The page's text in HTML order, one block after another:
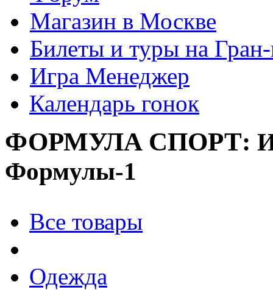
Магазин в Москве
Билеты и туры на
Игра Менеджер
Календарь гонок
ФОРМУЛА СПОРТ:
Формулы-1
Все товары
Одежда